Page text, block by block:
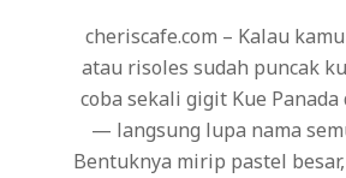
cheriscafe.com – Kalau
atau risoles sudah puncak
coba sekali gigit Kue
— langsung lupa nama
Bentuknya mirip pastel